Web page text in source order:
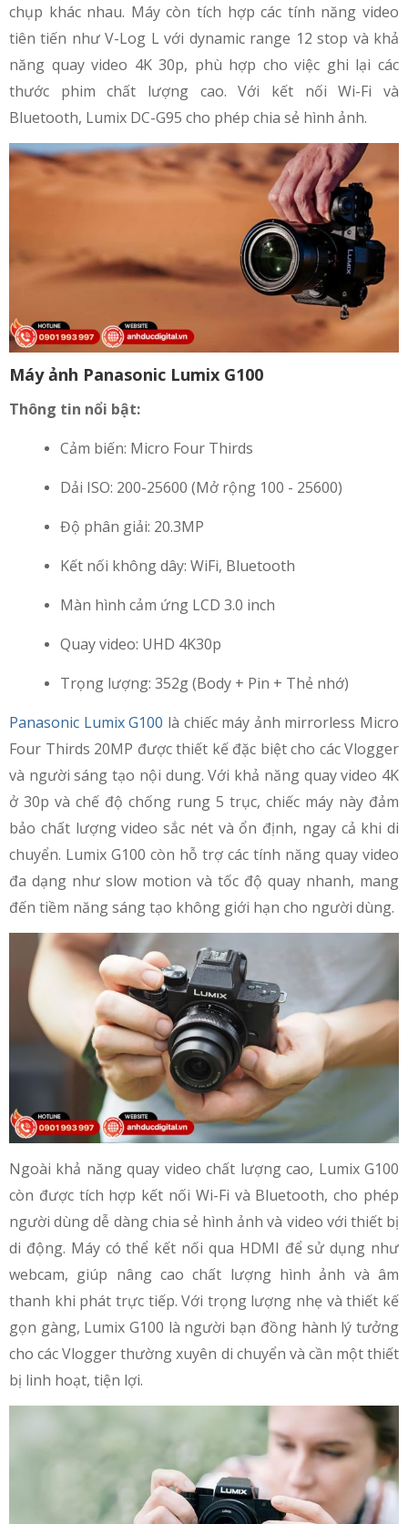
chụp khác nhau. Máy còn tích hợp các tính năng video
tiên tiến như V-Log L với dynamic range 12 stop và khả
năng quay video 4K 30p, phù hợp cho việc ghi lại các
thước phim chất lượng cao. Với kết nối Wi-Fi và
Bluetooth, Lumix DC-G95 cho phép chia sẻ hình ảnh.
Máy ảnh Panasonic Lumix G100
Thông tin nổi bật:
Cảm biến: Micro Four Thirds
Dải ISO: 200-25600 (Mở rộng 100 - 25600)
Độ phân giải: 20.3MP
Kết nối không dây: WiFi, Bluetooth
Màn hình cảm ứng LCD 3.0 inch
Quay video: UHD 4K30p
Trọng lượng: 352g (Body + Pin + Thẻ nhớ)
Panasonic Lumix G100 là chiếc máy ảnh mirrorless Micro
Four Thirds 20MP được thiết kế đặc biệt cho các Vlogger
và người sáng tạo nội dung. Với khả năng quay video 4K
ở 30p và chế độ chống rung 5 trục, chiếc máy này đảm
bảo chất lượng video sắc nét và ổn định, ngay cả khi di
chuyển. Lumix G100 còn hỗ trợ các tính năng quay video
đa dạng như slow motion và tốc độ quay nhanh, mang
đến tiềm năng sáng tạo không giới hạn cho người dùng.
Ngoài khả năng quay video chất lượng cao, Lumix G100
còn được tích hợp kết nối Wi-Fi và Bluetooth, cho phép
người dùng dễ dàng chia sẻ hình ảnh và video với thiết bị
di động. Máy có thể kết nối qua HDMI để sử dụng như
webcam, giúp nâng cao chất lượng hình ảnh và âm
thanh khi phát trực tiếp. Với trọng lượng nhẹ và thiết kế
gọn gàng, Lumix G100 là người bạn đồng hành lý tưởng
cho các Vlogger thường xuyên di chuyển và cần một thiết
bị linh hoạt, tiện lợi.